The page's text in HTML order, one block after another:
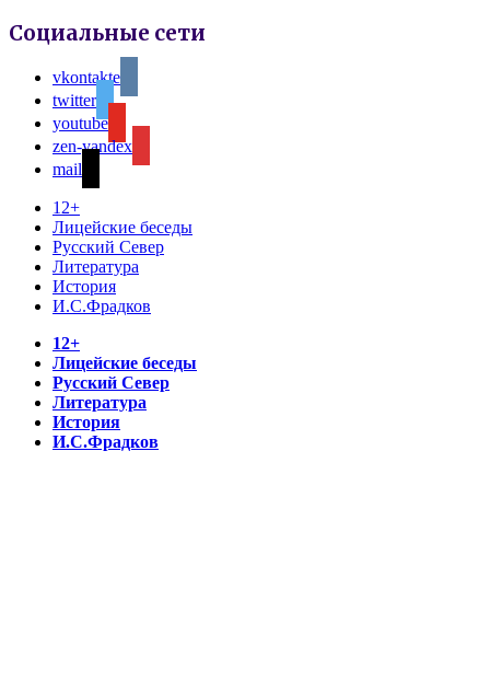
Социальные сети
vkontakte
twitter
youtube
zen-yandex
mail
12+
Лицейские беседы
Русский Север
Литература
История
И.С.Фрадков
12+
Лицейские беседы
Русский Север
Литература
История
И.С.Фрадков